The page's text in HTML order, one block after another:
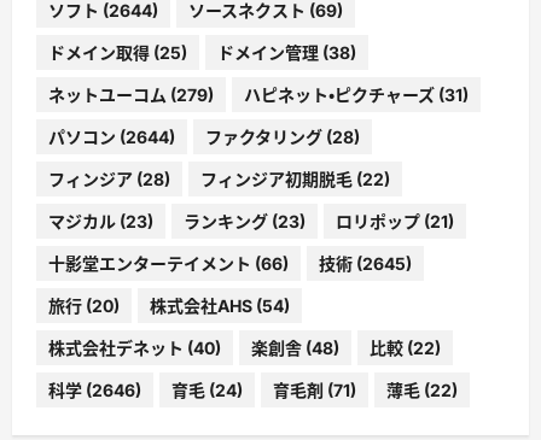
ソフト (2644) ソースネクスト (69)
ドメイン取得 (25) ドメイン管理 (38)
ネットユーコム (279) ハピネット・ピクチャーズ (31)
パソコン (2644) ファクタリング (28)
フィンジア (28) フィンジア初期脱毛 (22)
マジカル (23) ランキング (23) ロリポップ (21)
十影堂エンターテイメント (66) 技術 (2645)
旅行 (20) 株式会社AHS (54)
株式会社デネット (40) 楽創舎 (48) 比較 (22)
科学 (2646) 育毛 (24) 育毛剤 (71) 薄毛 (22)